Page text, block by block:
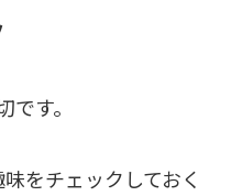
す。
をチェックしておく